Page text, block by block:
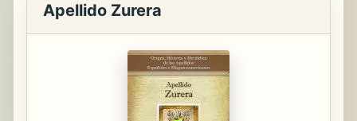
Apellido Zurera